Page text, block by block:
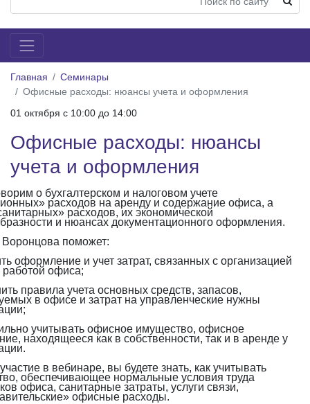
Главная
Семинары
Офисные расходы: нюансы учета и оформления
01 октября c 10:00 до 14:00
Офисные расходы: нюансы
учета и оформления
о бухгалтерском и налоговом учете
расходов на аренду и содержание офиса, а
расходов, их экономической
и нюансах документационного оформления.
Воронцова поможет:
оформление и учет затрат, связанных с организацией
офиса;
правила учета основных средств, запасов,
в офисе и затрат на управленческие нужны
учитывать офисное имущество, офисное
находящееся как в собственности, так и в аренде у
в вебинаре, вы будете знать, как учитывать
обеспечивающее нормальные условия труда
офиса, санитарные затраты, услуги связи,
офисные расходы.